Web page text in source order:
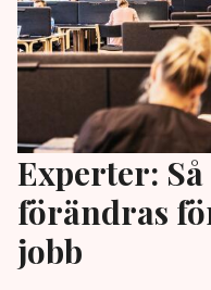
Experter:
förändras
jobb